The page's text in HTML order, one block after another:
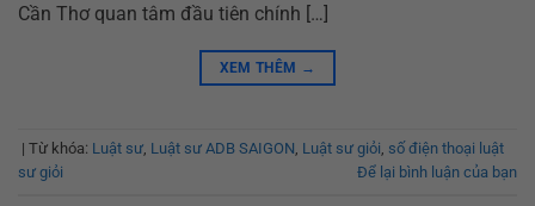
Cần Thơ quan tâm đầu tiên chính […]
XEM THÊM →
| Từ khóa: Luật sư, Luật sư ADB SAIGON, Luật sư giỏi, số điện thoại luật
sư giỏi
Để lại bình luận của bạn